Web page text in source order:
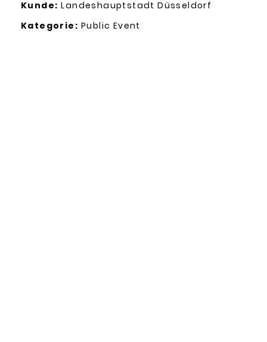
Kunde: Landeshauptstadt Düsseldorf
Kategorie: Public Event